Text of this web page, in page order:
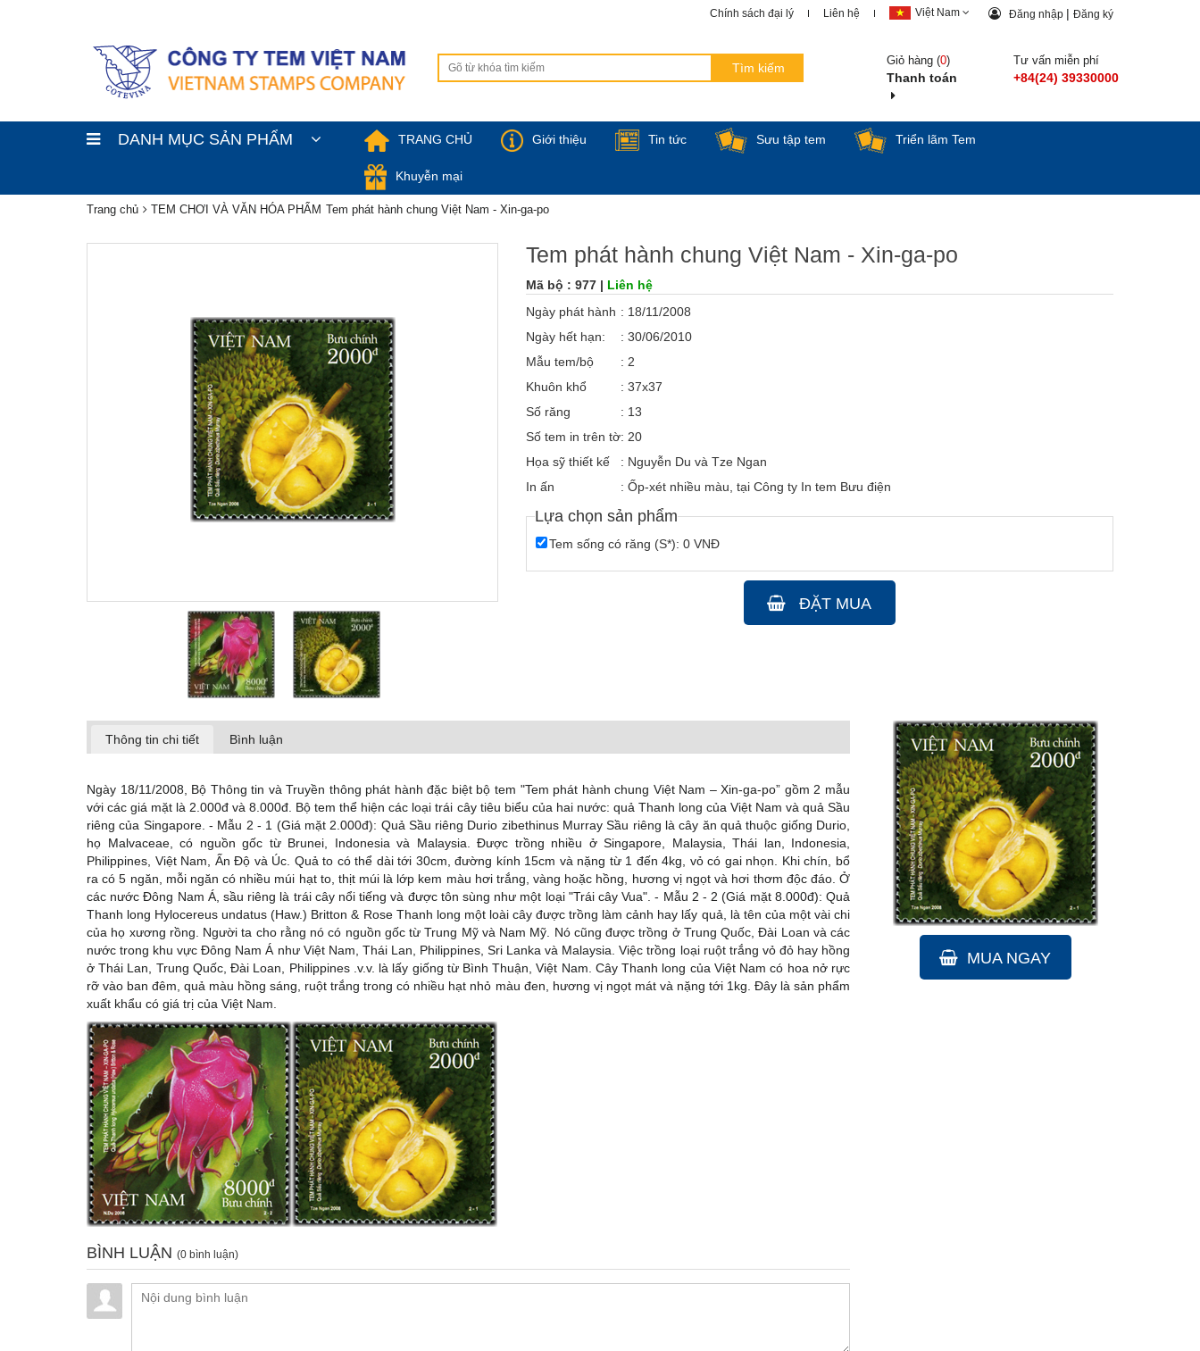
Chính sách đại lý Liên hệ Việt Nam Đăng nhập | Đăng ký
Giỏ hàng (0)
Thanh toán
Tư vấn miễn phí
+84(24) 39330000
DANH MỤC SẢN PHẨM TRANG CHỦ Giới thiệu Tin tức Sưu tập tem Triển lãm Tem
Khuyễn mại
Trang chủ TEM CHƠI VÀ VĂN HÓA PHẨM Tem phát hành chung Việt Nam - Xin-ga-po
Zoom
Tem phát hành chung Việt Nam - Xin-ga-po
Mã bộ : 977 | Liên hệ
Ngày phát hành : 18/11/2008
Ngày hết hạn:
: 30/06/2010
Mẫu tem/bộ
: 2
Khuôn khổ
: 37x37
Số răng
: 13
Số tem in trên tờ: 20
Họa sỹ thiết kế
: Nguyễn Du và Tze Ngan
In ấn
: Ốp-xét nhiều màu, tại Công ty In tem Bưu điện
Lựa chọn sản phẩm
Tem sống có răng (S*): 0 VNĐ
ĐẶT MUA
Thông tin chi tiết Bình luận
Ngày 18/11/2008, Bộ Thông tin và Truyền thông phát hành đặc biệt bộ tem "Tem phát hành chung Việt Nam – Xin-ga-po” gồm 2 mẫu
với các giá mặt là 2.000đ và 8.000đ. Bộ tem thể hiện các loại trái cây tiêu biểu của hai nước: quả Thanh long của Việt Nam và quả Sầu
riêng của Singapore. - Mẫu 2 - 1 (Giá mặt 2.000đ): Quả Sầu riêng Durio zibethinus Murray Sầu riêng là cây ăn quả thuộc giống Durio,
họ Malvaceae, có nguồn gốc từ Brunei, Indonesia và Malaysia. Được trồng nhiều ở Singapore, Malaysia, Thái lan, Indonesia,
Philippines, Việt Nam, Ấn Độ và Úc. Quả to có thể dài tới 30cm, đường kính 15cm và nặng từ 1 đến 4kg, vỏ có gai nhọn. Khi chín, bổ
ra có 5 ngăn, mỗi ngăn có nhiều múi hạt to, thịt múi là lớp kem màu hơi trắng, vàng hoặc hồng, hương vị ngọt và hơi thơm độc đáo. Ở
các nước Đông Nam Á, sầu riêng là trái cây nổi tiếng và được tôn sùng như một loại "Trái cây Vua". - Mẫu 2 - 2 (Giá mặt 8.000đ): Quả
Thanh long Hylocereus undatus (Haw.) Britton & Rose Thanh long một loài cây được trồng làm cảnh hay lấy quả, là tên của một vài chi
của họ xương rồng. Người ta cho rằng nó có nguồn gốc từ Trung Mỹ và Nam Mỹ. Nó cũng được trồng ở Trung Quốc, Đài Loan và các
nước trong khu vực Đông Nam Á như Việt Nam, Thái Lan, Philippines, Sri Lanka và Malaysia. Việc trồng loại ruột trắng vỏ đỏ hay hồng
ở Thái Lan, Trung Quốc, Đài Loan, Philippines .v.v. là lấy giống từ Bình Thuận, Việt Nam. Cây Thanh long của Việt Nam có hoa nở rực
rỡ vào ban đêm, quả màu hồng sáng, ruột trắng trong có nhiều hạt nhỏ màu đen, hương vị ngọt mát và nặng tới 1kg. Đây là sản phẩm
xuất khẩu có giá trị của Việt Nam.
BÌNH LUẬN (0 bình luận)
MUA NGAY